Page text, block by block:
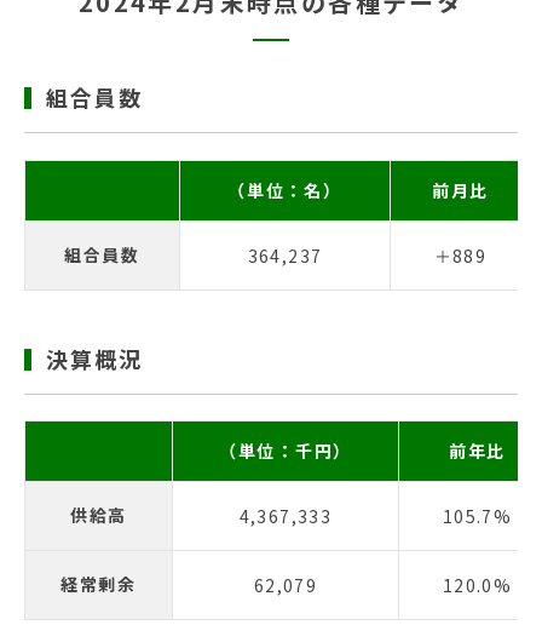
組合員数
（単位：名） 前月比
組合員数 364,237 ＋889
決算概況
（単位：千円） 前年比
供給高 4,367,333 105.7%
経常剰余 62,079 120.0%